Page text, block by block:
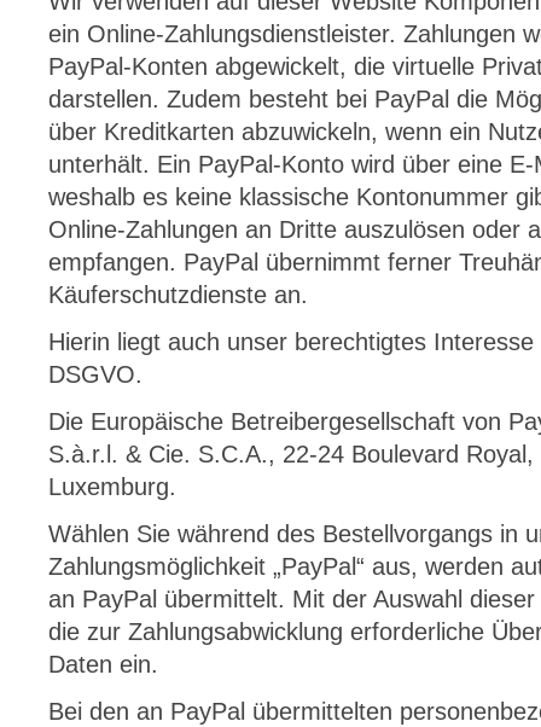
ein Online-Zahlungsdienstleister. Zahlungen
PayPal-Konten abgewickelt, die virtuelle
darstellen. Zudem besteht bei PayPal die
über Kreditkarten abzuwickeln, wenn ein
unterhält. Ein PayPal-Konto wird über eine
weshalb es keine klassische Kontonummer
Online-Zahlungen an Dritte auszulösen oder
empfangen. PayPal übernimmt ferner
Käuferschutzdienste an.
Hierin liegt auch unser berechtigtes
DSGVO.
Die Europäische Betreibergesellschaft von
S.à.r.l. & Cie. S.C.A., 22-24 Boulevard
Luxemburg.
Wählen Sie während des Bestellvorgangs in
Zahlungsmöglichkeit „PayPal“ aus, werden
an PayPal übermittelt. Mit der Auswahl
die zur Zahlungsabwicklung erforderliche
Daten ein.
Bei den an PayPal übermittelten